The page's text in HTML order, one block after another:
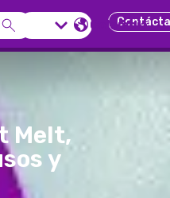
Colombia
Melt,
y